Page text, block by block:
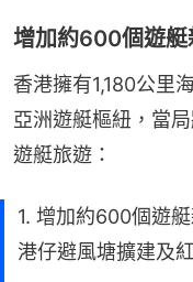
增加約600個遊
香港擁有1,180公里
亞洲遊艇樞紐，當
遊艇旅遊：
1. 增加約600個遊
港仔避風塘擴建及